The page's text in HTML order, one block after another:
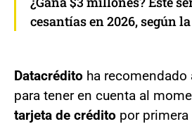
cesantías en 2026, según
Datacrédito ha
para tener en cuenta al
tarjeta de crédito por primera